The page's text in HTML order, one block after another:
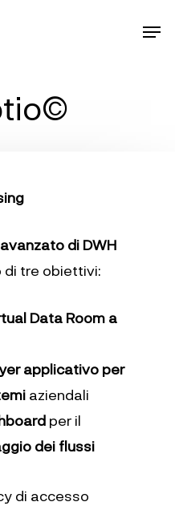
di DWH
di tre obiettivi:
Data Room a
applicativo per
aziendali
per il
dei flussi
di accesso